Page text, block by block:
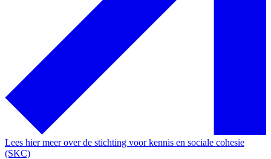
Lees hier meer over de stichting voor kennis en sociale cohesie
(SKC)